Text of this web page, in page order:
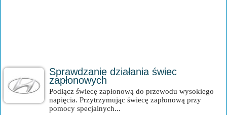
Sprawdzanie działania świec
zapłonowych
Podłącz świecę zapłonową do przewodu wysokiego
napięcia. Przytrzymując świecę zapłonową przy
pomocy specjalnych...